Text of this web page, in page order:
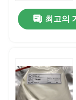
최고의